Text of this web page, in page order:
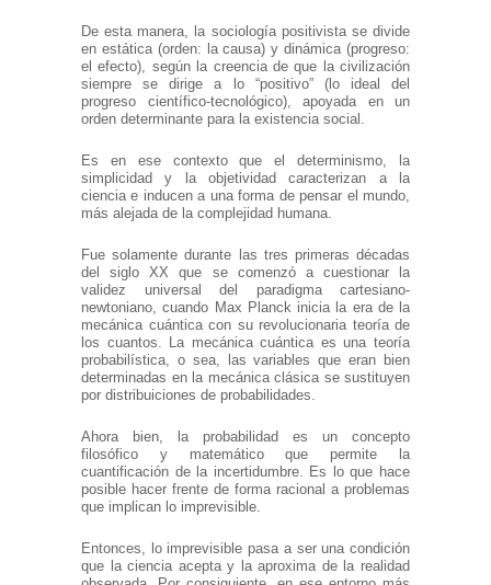
De esta manera, la sociología positivista se divide
en estática (orden: la causa) y dinámica (progreso:
el efecto), según la creencia de que la civilización
siempre se dirige a lo “positivo” (lo ideal del
progreso científico-tecnológico), apoyada en un
orden determinante para la existencia social.
Es en ese contexto que el determinismo, la
simplicidad y la objetividad caracterizan a la
ciencia e inducen a una forma de pensar el mundo,
más alejada de la complejidad humana.
Fue solamente durante las tres primeras décadas
del siglo XX que se comenzó a cuestionar la
validez universal del paradigma cartesiano-
newtoniano, cuando Max Planck inicia la era de la
mecánica cuántica con su revolucionaria teoría de
los cuantos. La mecánica cuántica es una teoría
probabilística, o sea, las variables que eran bien
determinadas en la mecánica clásica se sustituyen
por distribuiciones de probabilidades.
Ahora bien, la probabilidad es un concepto
filosófico y matemático que permite la
cuantificación de la incertidumbre. Es lo que hace
posible hacer frente de forma racional a problemas
que implican lo imprevisible.
Entonces, lo imprevisible pasa a ser una condición
que la ciencia acepta y la aproxima de la realidad